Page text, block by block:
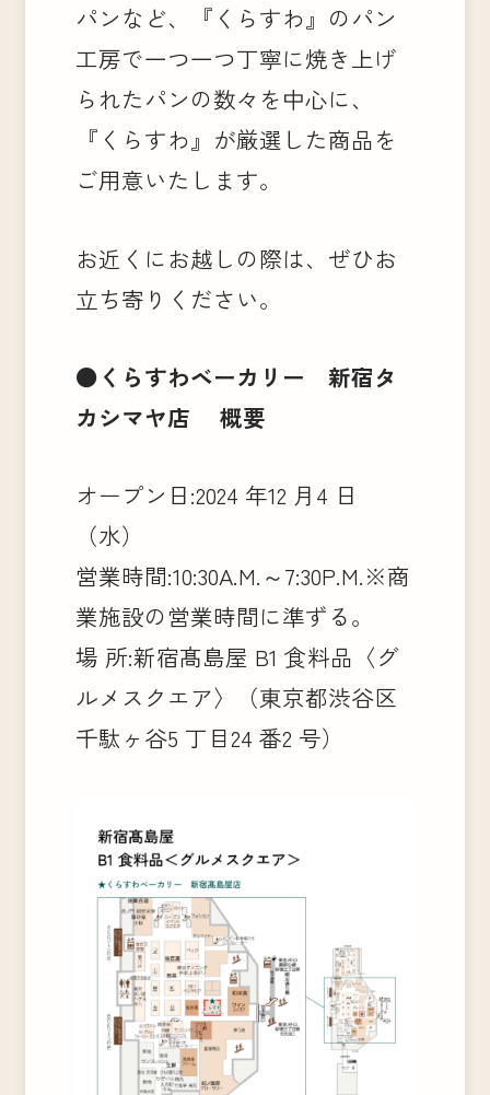
パンなど、『くらすわ』のパン
工房で一つ一つ丁寧に焼き上げ
られたパンの数々を中心に、
『くらすわ』が厳選した商品を
ご用意いたします。
お近くにお越しの際は、ぜひお
立ち寄りください。
●くらすわベーカリー 新宿タ
カシマヤ店 概要
オープン日:2024 年12 月4 日
（水）
営業時間:10:30A.M.～7:30P.M.※商
業施設の営業時間に準ずる。
場 所:新宿髙島屋 B1 食料品〈グ
ルメスクエア〉（東京都渋谷区
千駄ヶ谷5 丁目24 番2 号）